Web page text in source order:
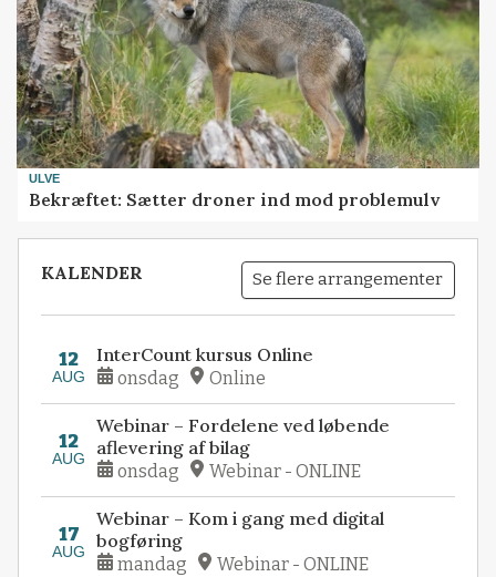
ULVE
Bekræftet: Sætter droner ind mod problemulv
KALENDER Se flere arrangementer
12
AUG
InterCount kursus Online
onsdag Online
12
AUG
Webinar – Fordelene ved løbende
aflevering af bilag
onsdag Webinar - ONLINE
17
AUG
Webinar – Kom i gang med digital
bogføring
mandag Webinar - ONLINE